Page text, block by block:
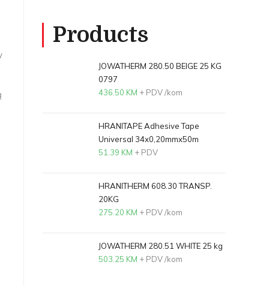
Products
JOWATHERM 280.50 BEIGE 25 KG
0797
436.50 KM + PDV/kom
HRANITAPE Adhesive Tape
Universal 34x0,20mmx50m
51.39 KM + PDV
HRANITHERM 608.30 TRANSP.
20KG
275.20 KM + PDV/kom
JOWATHERM 280.51 WHITE 25 kg
503.25 KM + PDV/kom